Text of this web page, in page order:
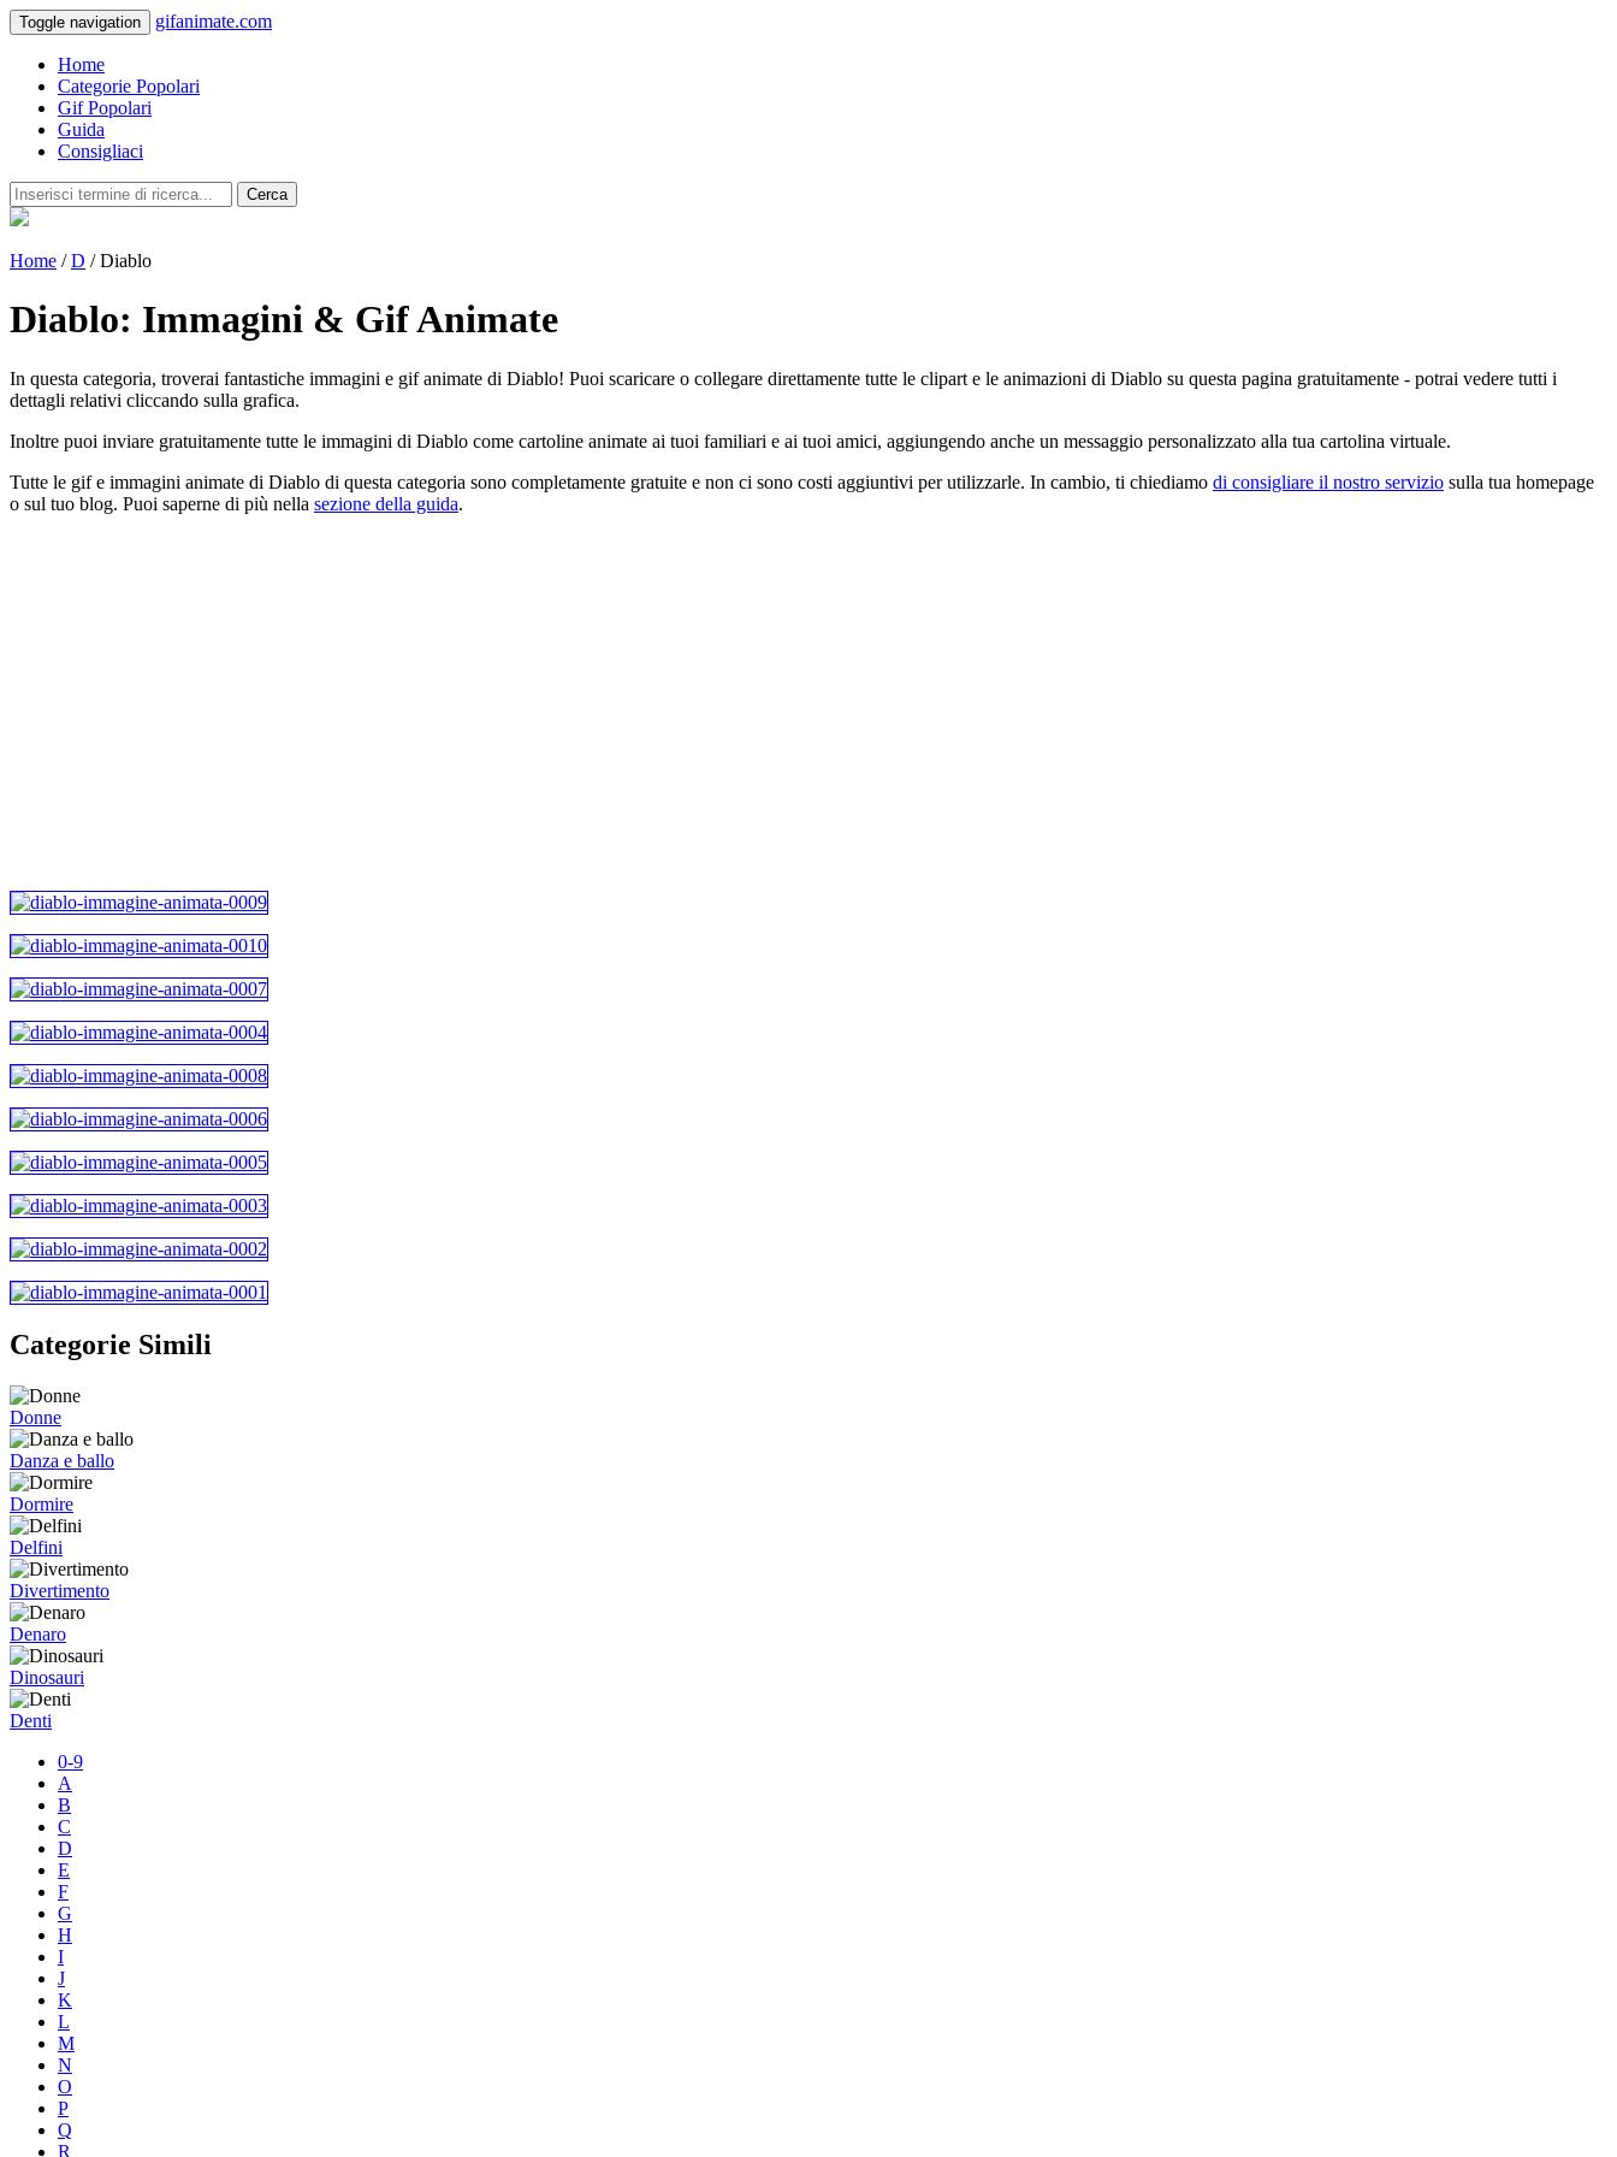
Toggle navigation gifanimate.com
Home
Categorie Popolari
Gif Popolari
Guida
Consigliaci
Cerca
Home /D / Diablo
Diablo: Immagini & Gif Animate
In questa categoria, troverai fantastiche immagini e gif animate di Diablo! Puoi scaricare o collegare direttamente tutte le clipart e le animazioni di Diablo su questa pagina gratuitamente - potrai vedere tutti i
dettagli relativi cliccando sulla grafica.
Inoltre puoi inviare gratuitamente tutte le immagini di Diablo come cartoline animate ai tuoi familiari e ai tuoi amici, aggiungendo anche un messaggio personalizzato alla tua cartolina virtuale.
Tutte le gif e immagini animate di Diablo di questa categoria sono completamente gratuite e non ci sono costi aggiuntivi per utilizzarle. In cambio, ti chiediamo di consigliare il nostro servizio sulla tua homepage
o sul tuo blog. Puoi saperne di più nella sezione della guida.
Categorie Simili
Donne
Danza e ballo
Dormire
Delfini
Divertimento
Denaro
Dinosauri
Denti
0-9
A
B
C
D
E
F
G
H
I
J
K
L
M
N
O
P
Q
R